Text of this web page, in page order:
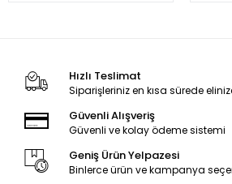
Hızlı Teslimat
Siparişleriniz en kısa sürede
Güvenli Alışveriş
Güvenli ve kolay ödeme sistemi
Geniş Ürün Yelpazesi
Binlerce ürün ve kampanya